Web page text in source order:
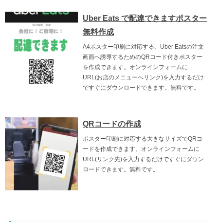
Uber Eats で配達できますポスター
無料作成
A4ポスター印刷に対応する、Uber Eatsの注文
画面へ誘導するためのQRコード付きポスター
を作成できます。オンラインフォームに
URL(お店のメニューへリンク)を入力するだけ
ですぐにダウンロードできます。無料です。
QRコードの作成
ポスター印刷に対応する大きなサイズでQRコ
ードを作成できます。オンラインフォームに
URL(リンク先)を入力するだけですぐにダウン
ロードできます。無料です。